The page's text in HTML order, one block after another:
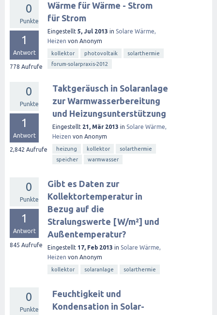
0
Punkte
1
Antwort
778 Aufrufe
Wärme für Wärme - Strom
für Strom
Eingestellt 5, Jul 2013 in Solare Wärme,
Heizen von Anonym
kollektor photovoltaik
solarthermie
forum-solarpraxis-2012
0
Punkte
1
Antwort
2,842 Aufrufe
Taktgeräusch in Solaranlage
zur Warmwasserbereitung
und Heizungsunterstützung
Eingestellt 21, Mär 2013 in Solare Wärme,
Heizen von Anonym
heizung kollektor
solarthermie
speicher
warmwasser
0
Punkte
1
Antwort
845 Aufrufe
Gibt es Daten zur
Kollektortemperatur in
Bezug auf die
Stralungswerte [W/m²] und
Außentemperatur?
Eingestellt 17, Feb 2013 in Solare Wärme,
Heizen von Anonym
kollektor solaranlage solarthermie
0
Punkte
Feuchtigkeit und
Kondensation in Solar-